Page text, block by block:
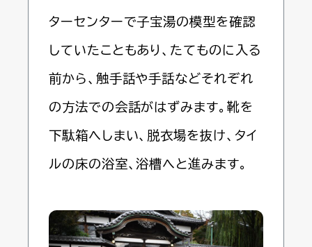
ターセンターで子宝湯の模型を確認
していたこともあり、たてものに入る
前から、触手話や手話などそれぞれ
の方法での会話がはずみます。靴を
下駄箱へしまい、脱衣場を抜け、タイ
ルの床の浴室、浴槽へと進みます。